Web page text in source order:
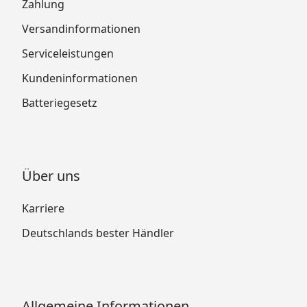
Zahlung
Versandinformationen
Serviceleistungen
Kundeninformationen
Batteriegesetz
Über uns
Karriere
Deutschlands bester Händler